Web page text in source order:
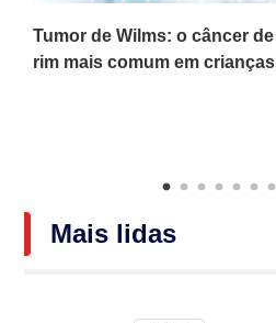
Tumor de Wilms: o câncer de
rim mais comum em crianças
Mais lidas